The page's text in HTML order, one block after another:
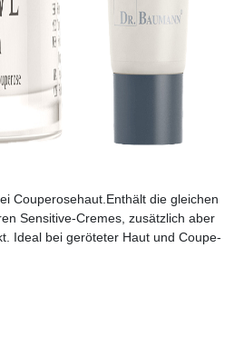
Couperosehaut.Enthält die gleichen
Sensitive­-Cremes, zusätzlich aber
Ideal bei geröteter Haut und Coupe­